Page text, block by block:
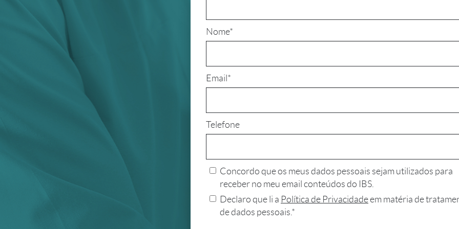
Nome*
Email*
Telefone
Concordo que os meus dados pessoais sejam utilizados para
receber no meu email conteúdos do IBS.
Declaro que li a Política de Privacidadeem matéria de
de dados pessoais.*